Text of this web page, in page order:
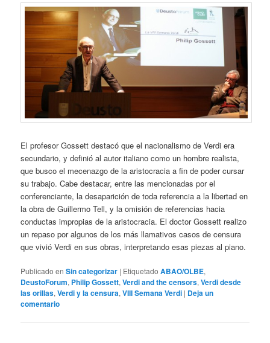
El profesor Gossett destacó que el nacionalismo de Verdi era
secundario, y definió al autor italiano como un hombre realista,
que busco el mecenazgo de la aristocracia a fin de poder cursar
su trabajo. Cabe destacar, entre las mencionadas por el
conferenciante, la desaparición de toda referencia a la libertad en
la obra de Guillermo Tell, y la omisión de referencias hacia
conductas impropias de la aristocracia. El doctor Gossett realizo
un repaso por algunos de los más llamativos casos de censura
que vivió Verdi en sus obras, interpretando esas piezas al piano.
Publicado en Sin categorizar | Etiquetado ABAO/OLBE,
DeustoForum, Philip Gossett,Verdi and the censors,Verdi desde
las orillas,Verdi y la censura,VIII Semana Verdi | Deja un
comentario